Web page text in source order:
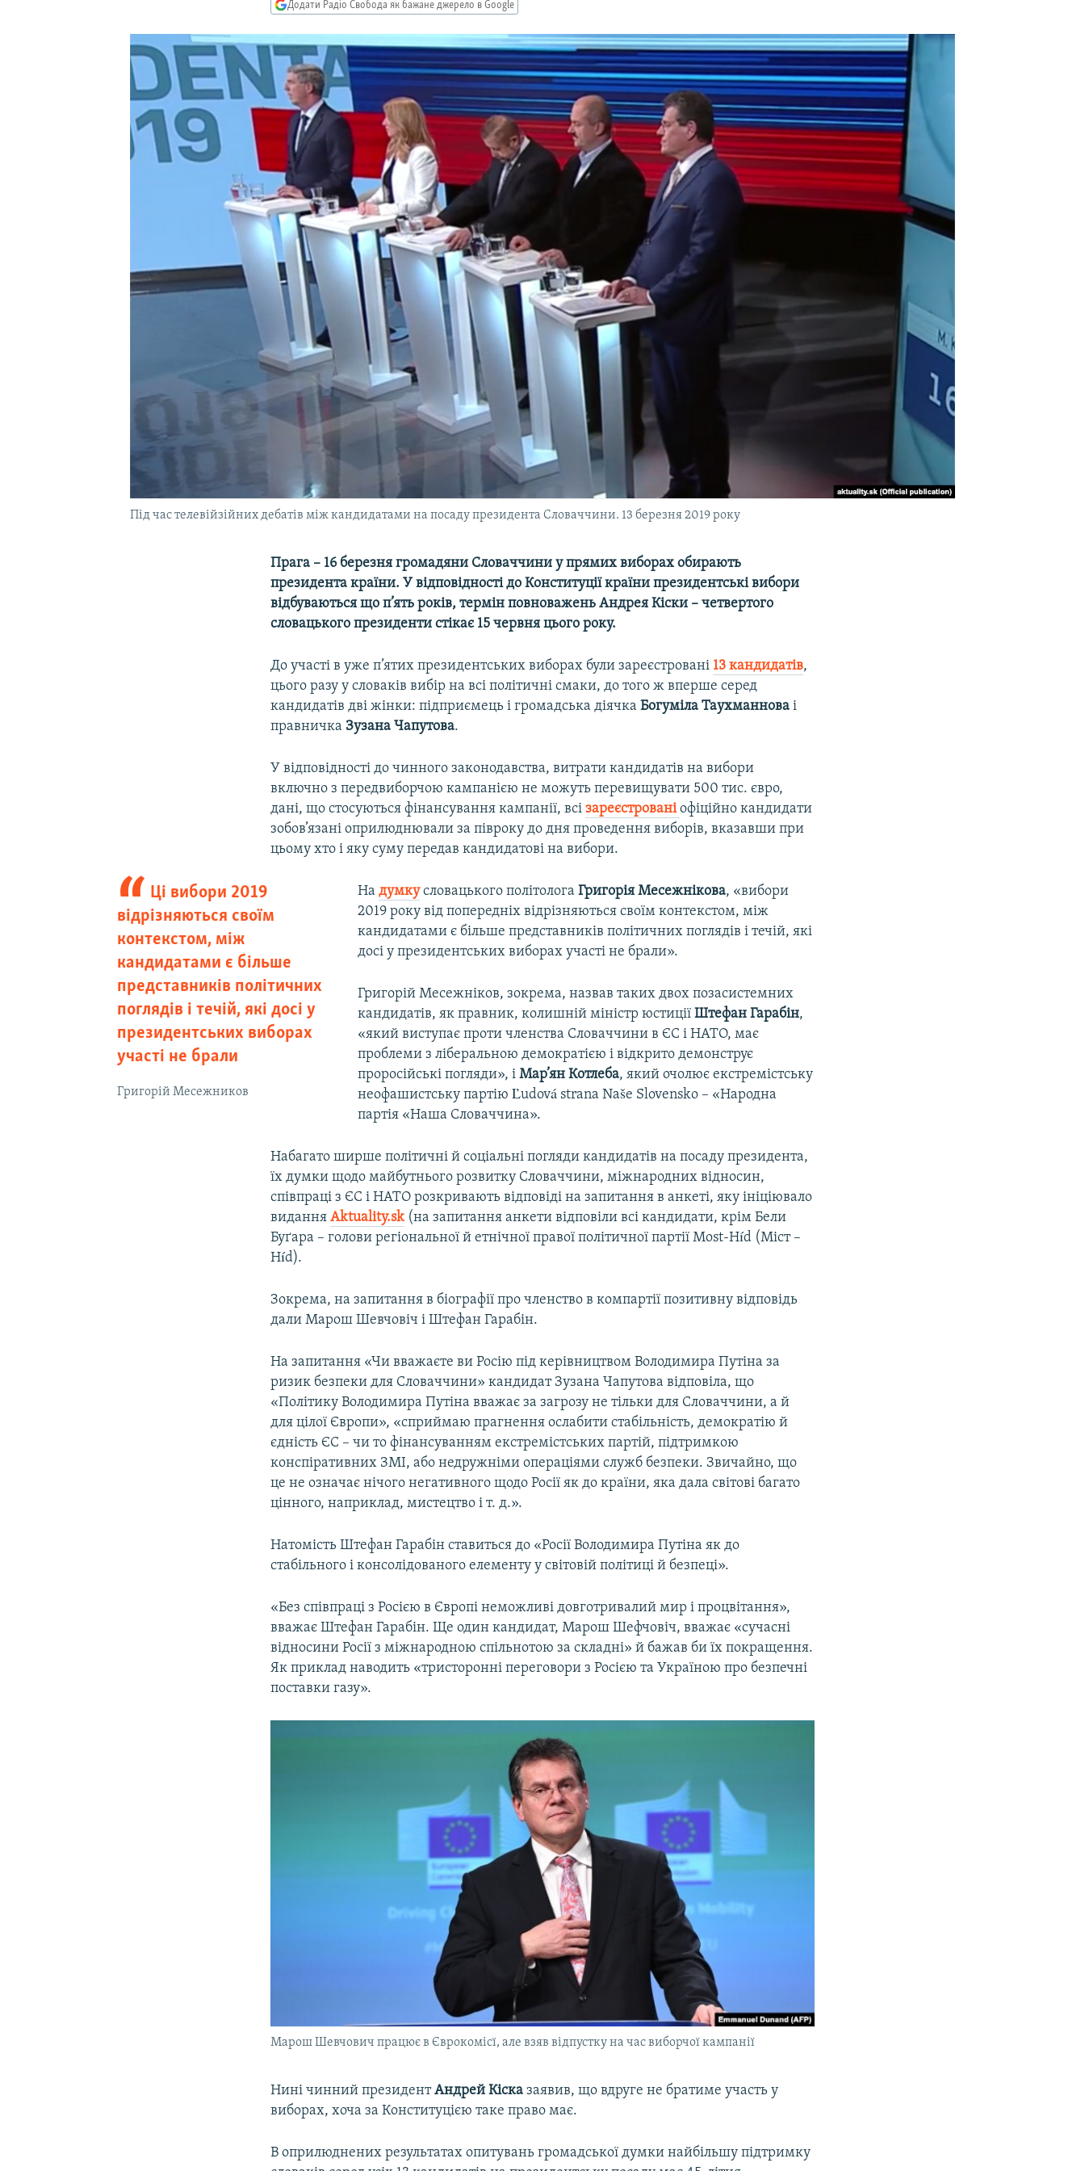
Додати Радіо Свобода як бажане джерело в Google
Під час телевійзійних дебатів між кандидатами на посаду президента Словаччини. 13 березня 2019 року
Прага – 16 березня громадяни Словаччини у прямих виборах обирають
президента країни. У відповідності до Конституції країни президентські вибори
відбуваються що п’ять років, термін повноважень Андрея Кіски – четвертого
словацького президенти стікає 15 червня цього року.
До участі в уже п’ятих президентських виборах були зареєстровані 13 кандидатів,
цього разу у словаків вибір на всі політичні смаки, до того ж вперше серед
кандидатів дві жінки: підприємець і громадська діячкаБогуміла Таухманнова і
правничка Зузана Чапутова.
У відповідності до чинного законодавства, витрати кандидатів на вибори
включно з передвиборчою кампанією не можуть перевищувати 500 тис. євро,
дані, що стосуються фінансування кампанії, всізареєстрованіофіційно кандидати
зобов’язані оприлюднювали за півроку до дня проведення виборів, вказавши при
цьому хто і яку суму передав кандидатові на вибори.
Ці вибори 2019
відрізняються своїм
контекстом, між
кандидатами є більше
представників політичних
поглядів і течій, які досі у
президентських виборах
участі не брали
Григорій Месежников
На думкусловацького політолога Григорія Месежнікова, «вибори
2019 року від попередніх відрізняються своїм контекстом, між
кандидатами є більше представників політичних поглядів і течій, які
досі у президентських виборах участі не брали».
Григорій Месежніков, зокрема, назвав таких двох позасистемних
кандидатів, як правник, колишній міністр юстиції Штефан Гарабін,
«який виступає проти членства Словаччини в ЄС і НАТО, має
проблеми з ліберальною демократією і відкрито демонструє
проросійські погляди», і Мар’ян Котлеба, який очолює екстремістську
неофашистську партію Ľudová strana Naše Slovensko – «Народна
партія «Наша Словаччина».
Набагато ширше політичні й соціальні погляди кандидатів на посаду президента,
їх думки щодо майбутнього розвитку Словаччини, міжнародних відносин,
співпраці з ЄС і НАТО розкривають відповіді на запитання в анкеті, яку ініціювало
виданняAktuality.sk(на запитання анкети відповіли всі кандидати, крім Бели
Буґара – голови регіональної й етнічної правої політичної партії Most-Híd (Міст –
Híd).
Зокрема, на запитання в біографії про членство в компартії позитивну відповідь
дали Марош Шевчовіч і Штефан Гарабін.
На запитання «Чи вважаєте ви Росію під керівництвом Володимира Путіна за
ризик безпеки для Словаччини» кандидат Зузана Чапутова відповіла, що
«Політику Володимира Путіна вважає за загрозу не тільки для Словаччини, а й
для цілої Європи», «сприймаю прагнення ослабити стабільність, демократію й
єдність ЄС – чи то фінансуванням екстремістських партій, підтримкою
конспіративних ЗМІ, або недружніми операціями служб безпеки. Звичайно, що
це не означає нічого негативного щодо Росії як до країни, яка дала світові багато
цінного, наприклад, мистецтво і т. д.».
Натомість Штефан Гарабін ставиться до «Росії Володимира Путіна як до
стабільного і консолідованого елементу у світовій політиці й безпеці».
«Без співпраці з Росією в Європі неможливі довготривалий мир і процвітання»,
вважає Штефан Гарабін. Ще один кандидат, Марош Шефчовіч, вважає «сучасні
відносини Росії з міжнародною спільнотою за складні» й бажав би їх покращення.
Як приклад наводить «тристоронні переговори з Росією та Україною про безпечні
поставки газу».
Марош Шевчович працює в Єврокомісї, але взяв відпустку на час виборчої кампанії
Нині чинний президентАндрей Кіска заявив, що вдруге не братиме участь у
виборах, хоча за Конституцією таке право має.
В оприлюднених результатах опитувань громадської думки найбільшу підтримку